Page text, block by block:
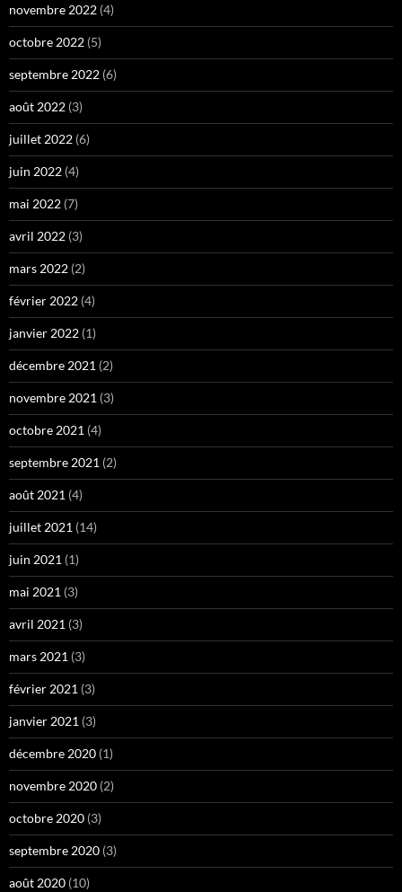
novembre 2022 (4)
octobre 2022 (5)
septembre 2022 (6)
août 2022 (3)
juillet 2022 (6)
juin 2022 (4)
mai 2022 (7)
avril 2022 (3)
mars 2022 (2)
février 2022 (4)
janvier 2022 (1)
décembre 2021 (2)
novembre 2021 (3)
octobre 2021 (4)
septembre 2021 (2)
août 2021 (4)
juillet 2021 (14)
juin 2021 (1)
mai 2021 (3)
avril 2021 (3)
mars 2021 (3)
février 2021 (3)
janvier 2021 (3)
décembre 2020 (1)
novembre 2020 (2)
octobre 2020 (3)
septembre 2020 (3)
août 2020 (10)